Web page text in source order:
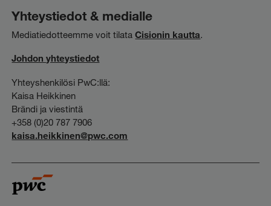
Yhteystiedot & medialle
Mediatiedotteemme voit tilataCisionin kautta.
Johdon yhteystiedot
Yhteyshenkilösi PwC:llä:
Kaisa Heikkinen
Brändi ja viestintä
+358 (0)20 787 7906
kaisa.heikkinen@pwc.com